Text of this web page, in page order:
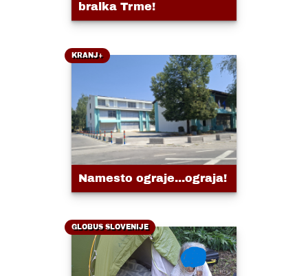
bralka Trme!
KRANJ+
Namesto ograje...ograja!
GLOBUS SLOVENIJE